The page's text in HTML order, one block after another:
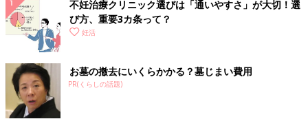
不妊治療クリニック選びは「通いやすさ」が大切！選
び方、重要3カ条って？
妊活
お墓の撤去にいくらかかる？墓じまい費用
PR(くらしの話題)